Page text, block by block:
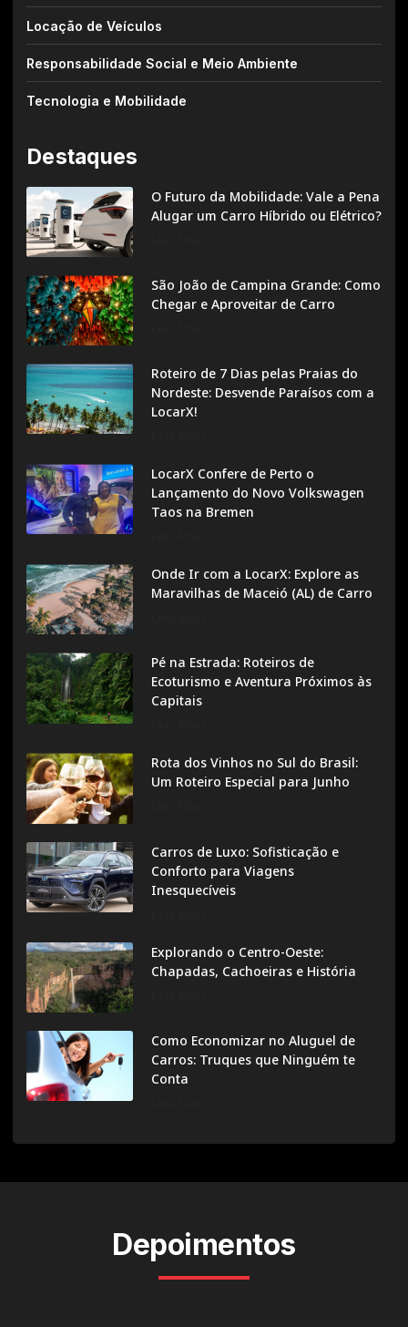
Locação de Veículos
Responsabilidade Social e Meio Ambiente
Tecnologia e Mobilidade
Destaques
O Futuro da Mobilidade: Vale a Pena
Alugar um Carro Híbrido ou Elétrico?
São João de Campina Grande: Como
Chegar e Aproveitar de Carro
Roteiro de 7 Dias pelas Praias do
Nordeste: Desvende Paraísos com a
LocarX!
LocarX Confere de Perto o
Lançamento do Novo Volkswagen
Taos na Bremen
Onde Ir com a LocarX: Explore as
Maravilhas de Maceió (AL) de Carro
Pé na Estrada: Roteiros de
Ecoturismo e Aventura Próximos às
Capitais
Rota dos Vinhos no Sul do Brasil:
Um Roteiro Especial para Junho
Carros de Luxo: Sofisticação e
Conforto para Viagens
Inesquecíveis
Explorando o Centro-Oeste:
Chapadas, Cachoeiras e História
Como Economizar no Aluguel de
Carros: Truques que Ninguém te
Conta
Depoimentos